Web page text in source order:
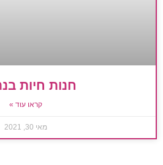
חנות חיות
קראו עוד »
מאי 30, 2021